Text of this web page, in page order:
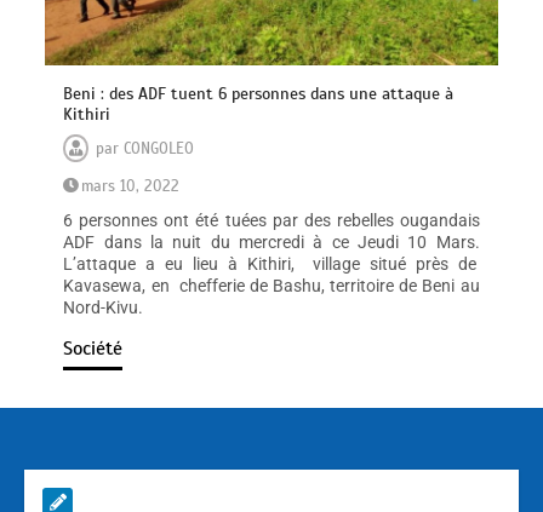
Beni : des ADF tuent 6 personnes dans une attaque à
Kithiri
parCONGOLEO
mars 10, 2022
6 personnes ont été tuées par des rebelles ougandais
ADF dans la nuit du mercredi à ce Jeudi 10 Mars.
L’attaque a eu lieu à Kithiri, village situé près de
Kavasewa, en chefferie de Bashu, territoire de Beni au
Nord-Kivu.
Société